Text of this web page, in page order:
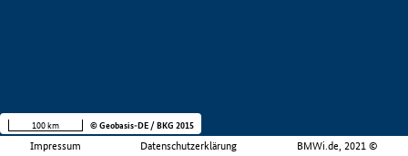
Impressum Datenschutzerklärung BMWi.de, 2021 ©
100 km © Geobasis-DE / BKG 2015